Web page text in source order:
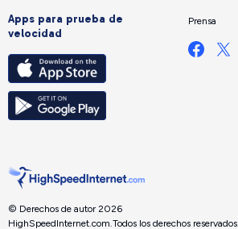
Apps para prueba de
velocidad
Prensa
© Derechos de autor 2026
HighSpeedInternet.com. Todos los derechos reservados.